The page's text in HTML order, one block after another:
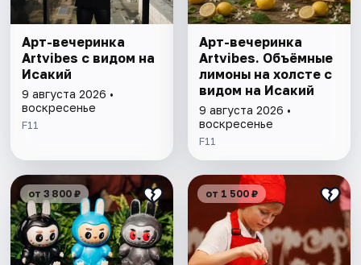
Арт-вечеринка
Artvibes с видом на
Исакий
9 августа 2026 •
воскресенье
F11
Арт-вечеринка
Artvibes. Объёмные
лимоны на холсте с
видом на Исакий
9 августа 2026 •
воскресенье
F11
от 3 800 ₽ от 1 500 ₽